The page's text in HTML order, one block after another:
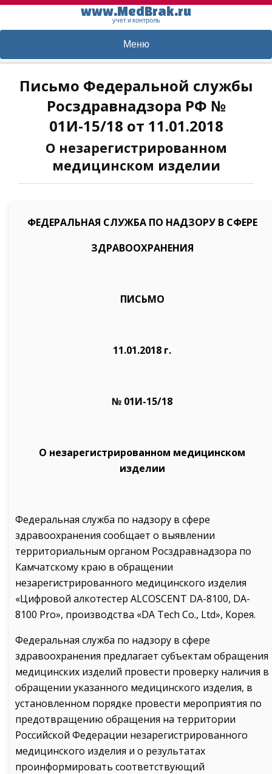
www.MedBrak.ru
учет и контроль
Меню
Письмо Федеральной службы
Росздравнадзора РФ №
01И-15/18 от 11.01.2018
О незарегистрированном
медицинском изделии
ФЕДЕРАЛЬНАЯ СЛУЖБА ПО НАДЗОРУ В СФЕРЕ
ЗДРАВООХРАНЕНИЯ
ПИСЬМО
11.01.2018 г.
№ 01И-15/18
О незарегистрированном медицинском
изделии
Федеральная служба по надзору в сфере
здравоохранения сообщает о выявлении
территориальным органом Росздравнадзора по
Камчатскому краю в обращении
незарегистрированного медицинского изделия
«Цифровой алкотестер ALCOSCENT DA-8100, DA-
8100 Pro», производства «DA Tech Со., Ltd», Корея.
Федеральная служба по надзору в сфере
здравоохранения предлагает субъектам обращения
медицинских изделий провести проверку наличия в
обращении указанного медицинского изделия, в
установленном порядке провести мероприятия по
предотвращению обращения на территории
Российской Федерации незарегистрированного
медицинского изделия и о результатах
проинформировать соответствующий